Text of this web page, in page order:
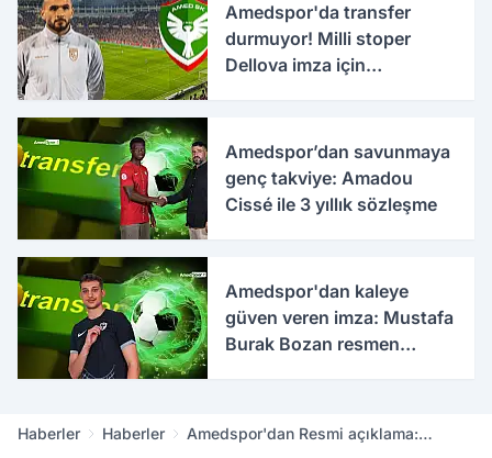
Amedspor'da transfer
durmuyor! Milli stoper
Dellova imza için
Amedspor’dan savunmaya
genç takviye: Amadou
Cissé ile 3 yıllık sözleşme
Amedspor'dan kaleye
güven veren imza: Mustafa
Burak Bozan resmen
Haberler Haberler
Amedspor'dan Resmi açıklama: